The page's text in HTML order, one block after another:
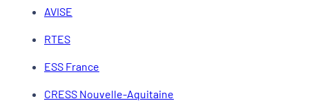
AVISE
RTES
ESS France
CRESS Nouvelle-Aquitaine